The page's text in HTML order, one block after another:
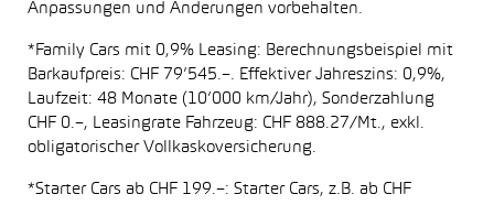
Anpassungen und Änderungen vorbehalten.
*Family Cars mit 0,9% Leasing: Berechnungsbeispiel mit
Barkaufpreis: CHF 79’545.–. Effektiver Jahreszins: 0,9%,
Laufzeit: 48 Monate (10’000 km/Jahr), Sonderzahlung
CHF 0.–, Leasingrate Fahrzeug: CHF 888.27/Mt., exkl.
obligatorischer Vollkaskoversicherung.
*Starter Cars ab CHF 199.–: Starter Cars, z.B. ab CHF